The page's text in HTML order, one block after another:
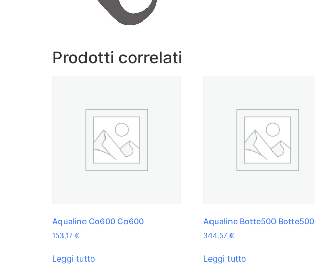
Prodotti correlati
Aqualine Co600 Co600
153,17 €
Leggi tutto
Aqualine Botte500 Botte500
344,57 €
Leggi tutto